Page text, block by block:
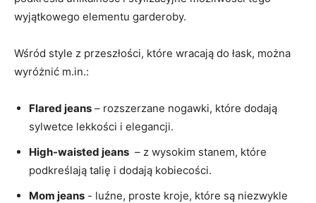
wyjątkowego‍ elementu garderoby.
Wśród style z przeszłości, które wracają do ⁤łask, ‌można
wyróżnić m.in.:
Flared jeans – rozszerzane nogawki, które dodają
⁢sylwetce​ lekkości⁣ i‍ elegancji.
High-waisted jeans ​ – z⁢ wysokim stanem, które
podkreślają talię⁣ i dodają ‍kobiecości.
Mom jeans ‌- luźne, proste kroje, które są niezwykle